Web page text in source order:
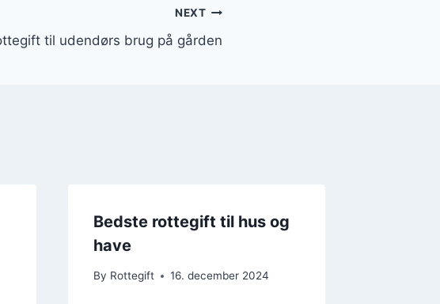
NEXT
til udendørs brug på gården
Bedste rottegift til hus og
have
By Rottegift 16. december 2024